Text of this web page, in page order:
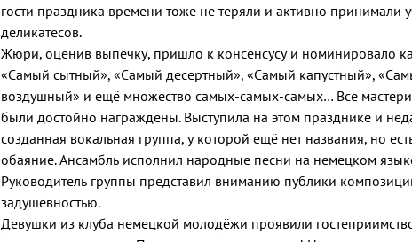
гости праздника времени тоже не теряли и активно принимали
деликатесов.
Жюри, оценив выпечку, пришло к консенсусу и номинировало
«Самый сытный», «Самый десертный», «Самый капустный»,
воздушный» и ещё множество самых-самых-самых… Все
были достойно награждены. Выступила на этом празднике и
созданная вокальная группа, у которой ещё нет названия, но
обаяние. Ансамбль исполнил народные песни на немецком
Руководитель группы представил вниманию публики
задушевностью.
Девушки из клуба немецкой молодёжи проявили